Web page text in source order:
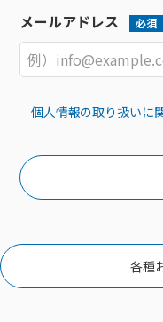
メールアドレス 必須
個人情報の取り扱いに
各種